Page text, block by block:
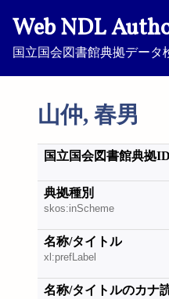
Web NDL
国立国会図書館典拠データ
山仲, 春男
国立国会図書館典拠ID
典拠種別
skos:inScheme
名称/タイトル
xl:prefLabel
名称/タイトルのカナ